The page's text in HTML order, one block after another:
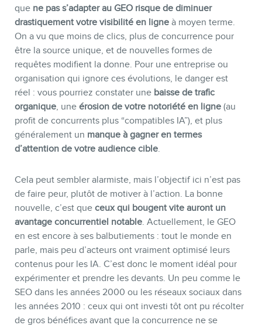
que ne pas s’adapter au GEO risque de diminuer
drastiquement votre visibilité en ligne à moyen terme.
On a vu que moins de clics, plus de concurrence pour
être la source unique, et de nouvelles formes de
requêtes modifient la donne. Pour une entreprise ou
organisation qui ignore ces évolutions, le danger est
réel : vous pourriez constater une baisse de trafic
organique, une érosion de votre notoriété en ligne (au
profit de concurrents plus “compatibles IA”), et plus
généralement un manque à gagner en termes
d’attention de votre audience cible.
Cela peut sembler alarmiste, mais l’objectif ici n’est pas
de faire peur, plutôt de motiver à l’action. La bonne
nouvelle, c’est que ceux qui bougent vite auront un
avantage concurrentiel notable. Actuellement, le GEO
en est encore à ses balbutiements : tout le monde en
parle, mais peu d’acteurs ont vraiment optimisé leurs
contenus pour les IA. C’est donc le moment idéal pour
expérimenter et prendre les devants. Un peu comme le
SEO dans les années 2000 ou les réseaux sociaux dans
les années 2010 : ceux qui ont investi tôt ont pu récolter
de gros bénéfices avant que la concurrence ne se